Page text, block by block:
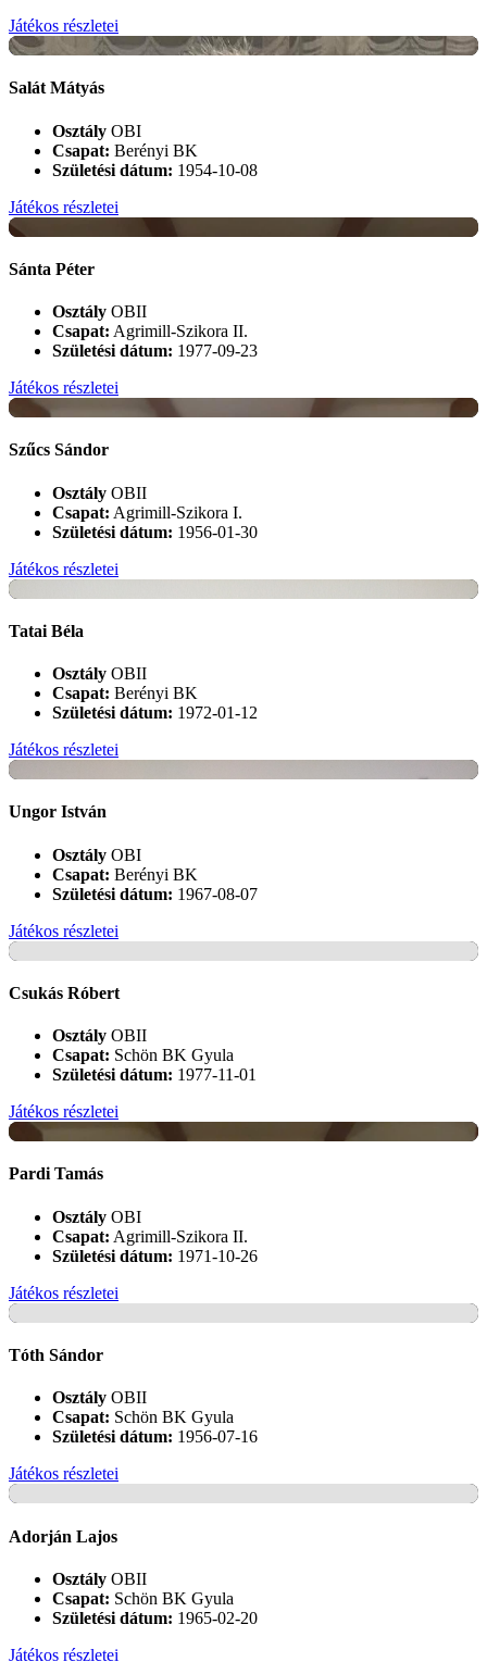
Játékos részletei
+
Salát Mátyás
Osztály OBI
Csapat: Berényi BK
Születési dátum: 1954-10-08
Játékos részletei
+
Sánta Péter
Osztály OBII
Csapat: Agrimill-Szikora II.
Születési dátum: 1977-09-23
Játékos részletei
+
Szűcs Sándor
Osztály OBII
Csapat: Agrimill-Szikora I.
Születési dátum: 1956-01-30
Játékos részletei
+
Tatai Béla
Osztály OBII
Csapat: Berényi BK
Születési dátum: 1972-01-12
Játékos részletei
+
Ungor István
Osztály OBI
Csapat: Berényi BK
Születési dátum: 1967-08-07
Játékos részletei
+
Csukás Róbert
Osztály OBII
Csapat: Schön BK Gyula
Születési dátum: 1977-11-01
Játékos részletei
+
Pardi Tamás
Osztály OBI
Csapat: Agrimill-Szikora II.
Születési dátum: 1971-10-26
Játékos részletei
+
Tóth Sándor
Osztály OBII
Csapat: Schön BK Gyula
Születési dátum: 1956-07-16
Játékos részletei
+
Adorján Lajos
Osztály OBII
Csapat: Schön BK Gyula
Születési dátum: 1965-02-20
Játékos részletei